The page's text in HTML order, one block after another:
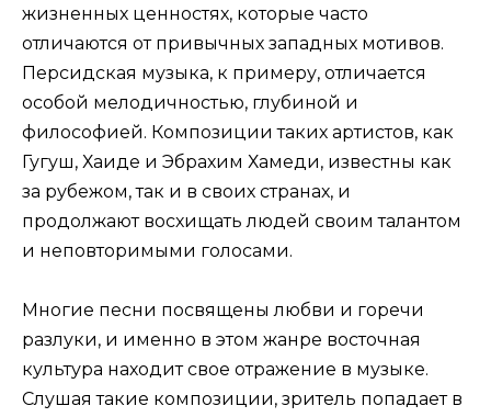
жизненных ценностях, которые часто
отличаются от привычных западных мотивов.
Персидская музыка, к примеру, отличается
особой мелодичностью, глубиной и
философией. Композиции таких артистов, как
Гугуш, Хаиде и Эбрахим Хамеди, известны как
за рубежом, так и в своих странах, и
продолжают восхищать людей своим талантом
и неповторимыми голосами.
Многие песни посвящены любви и горечи
разлуки, и именно в этом жанре восточная
культура находит свое отражение в музыке.
Слушая такие композиции, зритель попадает в